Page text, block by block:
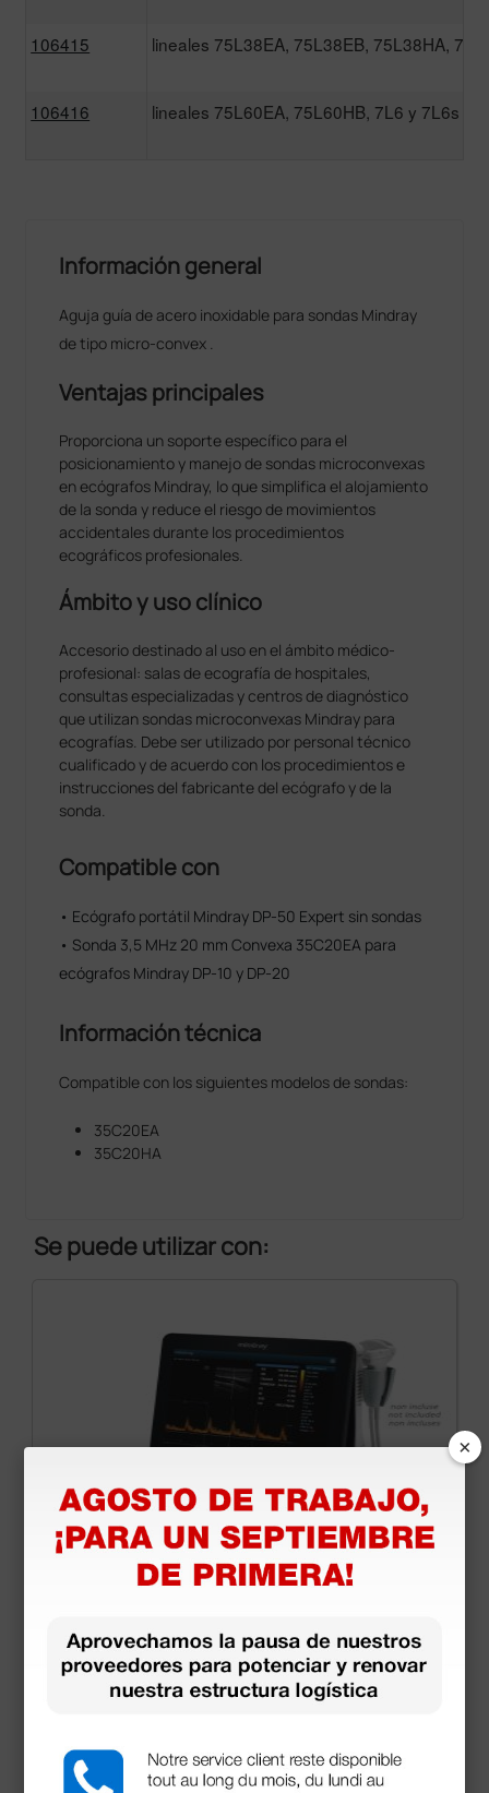
106415 lineales 75L38EA, 75L38EB, 75L38HA,
106416 lineales 75L60EA, 75L60HB, 7L6 y 7L6s
Información general
Aguja guía de acero inoxidable para sondas Mindray
de tipo micro-convex .
Ventajas principales
Proporciona un soporte específico para el
posicionamiento y manejo de sondas microconvexas
en ecógrafos Mindray, lo que simplifica el alojamiento
de la sonda y reduce el riesgo de movimientos
accidentales durante los procedimientos
ecográficos profesionales.
Ámbito y uso clínico
Accesorio destinado al uso en el ámbito médico-
profesional: salas de ecografía de hospitales,
consultas especializadas y centros de diagnóstico
que utilizan sondas microconvexas Mindray para
ecografías. Debe ser utilizado por personal técnico
cualificado y de acuerdo con los procedimientos e
instrucciones del fabricante del ecógrafo y de la
sonda.
Compatible con
• Ecógrafo portátil Mindray DP-50 Expert sin sondas
• Sonda 3,5 MHz 20 mm Convexa 35C20EA para
ecógrafos Mindray DP-10 y DP-20
Información técnica
Compatible con los siguientes modelos de sondas:
35C20EA
35C20HA
Se puede utilizar con:
Ecógrafo portátil Mindray DP-50 Expert sin
sondas
×